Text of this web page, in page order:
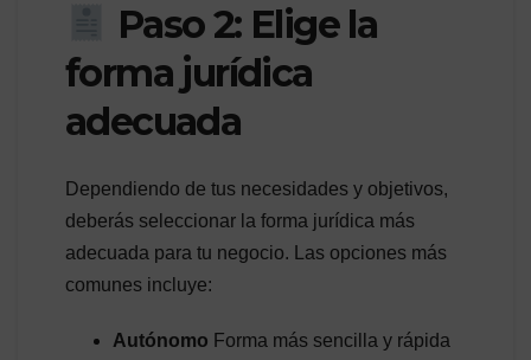
Paso 2: Elige la
forma jurídica
adecuada
Dependiendo de tus necesidades y objetivos,
deberás seleccionar la forma jurídica más
adecuada para tu negocio. Las opciones más
comunes incluye:
Autónomo Forma más sencilla y rápida